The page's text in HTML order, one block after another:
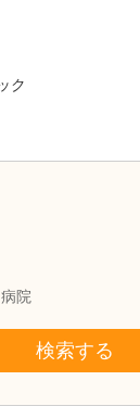
ク
院
検索する